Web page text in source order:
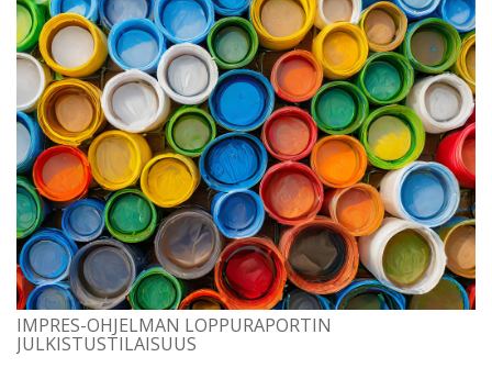
IMPRES-OHJELMAN LOPPURAPORTIN
JULKISTUSTILAISUUS